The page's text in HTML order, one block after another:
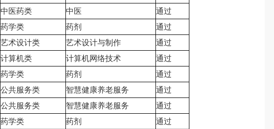
中医药类 中医
通过
药学类 药剂
通过
艺术设计类 艺术设计与制作
通过
计算机类 计算机网络技术
通过
药学类 药剂
通过
公共服务类 智慧健康养老服务
通过
公共服务类 智慧健康养老服务
通过
药学类 药剂
通过